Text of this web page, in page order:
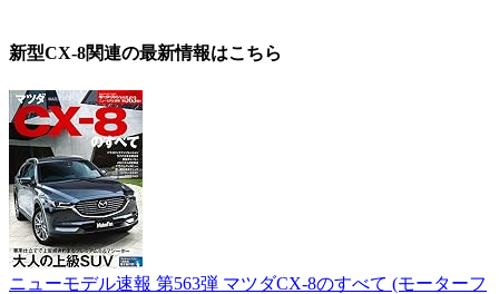
新型CX-8関連の最新情報はこちら
ニューモデル速報 第563弾 マツダCX-8のすべて (モーターフ